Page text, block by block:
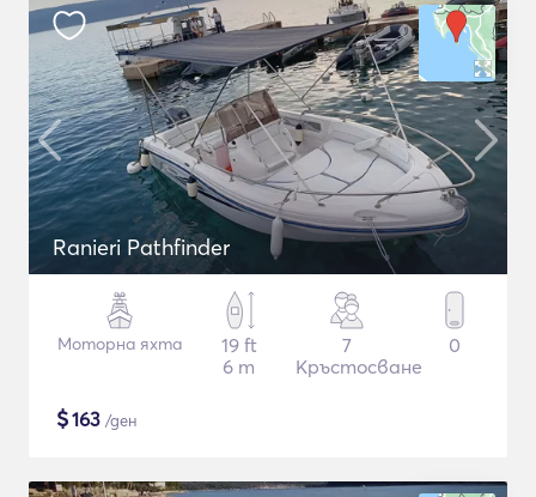
Ranieri Pathfinder
Моторна яхта
19 ft
6 m
7
Кръстосване
0
$163 /ден